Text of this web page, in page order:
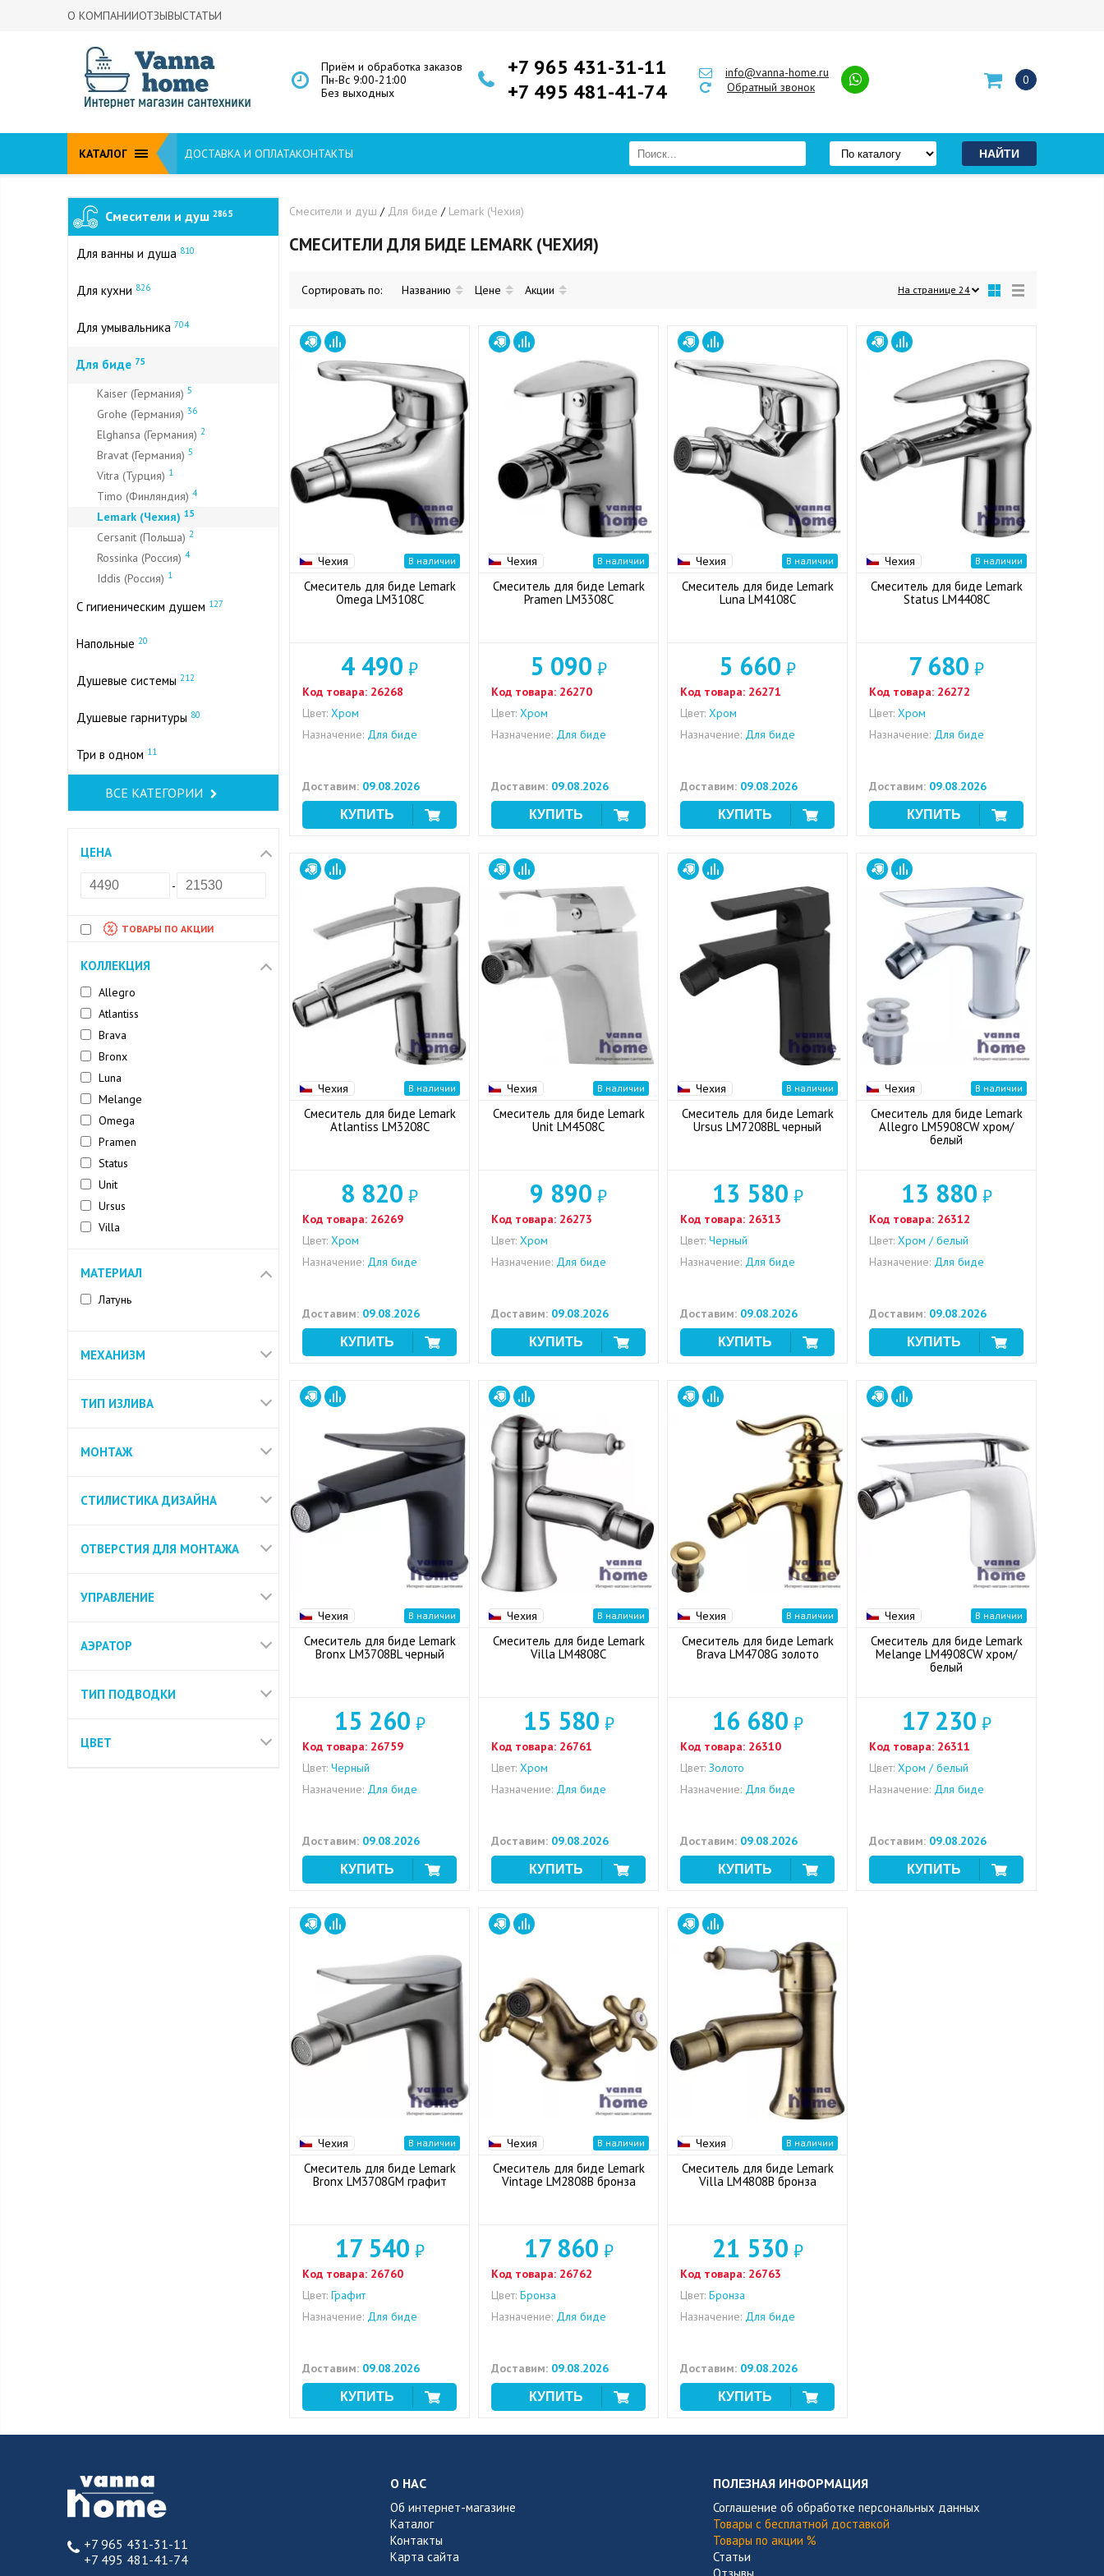
О КОМПАНИИОТЗЫВЫСТАТЬИ
Приём и обработка заказов
Пн-Вс 9:00-21:00
Без выходных
+7 965 431-31-11
+7 495 481-41-74
info@vanna-home.ru
Обратный звонок
0
КАТАЛОГ ДОСТАВКА И ОПЛАТАКОНТАКТЫ
Смесители и душ 2865
Для ванны и душа 810
Для кухни 826
Для умывальника 704
Для биде 75
Kaiser (Германия) 5
Grohe (Германия) 36
Elghansa (Германия) 2
Bravat (Германия) 5
Vitra (Турция) 1
Timo (Финляндия) 4
Lemark (Чехия) 15
Cersanit (Польша) 2
Rossinka (Россия) 4
Iddis (Россия) 1
С гигиеническим душем 127
Напольные 20
Душевые системы 212
Душевые гарнитуры 80
Три в одном 11
ВСЕ КАТЕГОРИИ
ЦЕНА
-
ТОВАРЫ ПО АКЦИИ
КОЛЛЕКЦИЯ
Allegro
Atlantiss
Brava
Bronx
Luna
Melange
Omega
Pramen
Status
Unit
Ursus
Villa
МАТЕРИАЛ
Латунь
МЕХАНИЗМ
ТИП ИЗЛИВА
МОНТАЖ
СТИЛИСТИКА ДИЗАЙНА
ОТВЕРСТИЯ ДЛЯ МОНТАЖА
УПРАВЛЕНИЕ
АЭРАТОР
ТИП ПОДВОДКИ
ЦВЕТ
Смесители и душ / Для биде / Lemark (Чехия)
СМЕСИТЕЛИ ДЛЯ БИДЕ LEMARK (ЧЕХИЯ)
Сортировать по: Названию Цене Акции На странице 24
Чехия В наличии
Смеситель для биде Lemark
Omega LM3108C
4 490 ₽
Код товара: 26268
Цвет: Хром
Назначение: Для биде
Доставим: 09.08.2026
Чехия В наличии
Смеситель для биде Lemark
Pramen LM3308C
5 090 ₽
Код товара: 26270
Цвет: Хром
Назначение: Для биде
Доставим: 09.08.2026
Чехия В наличии
Смеситель для биде Lemark
Luna LM4108C
5 660 ₽
Код товара: 26271
Цвет: Хром
Назначение: Для биде
Доставим: 09.08.2026
Чехия В наличии
Смеситель для биде Lemark
Status LM4408C
7 680 ₽
Код товара: 26272
Цвет: Хром
Назначение: Для биде
Доставим: 09.08.2026
Чехия В наличии
Смеситель для биде Lemark
Atlantiss LM3208C
8 820 ₽
Код товара: 26269
Цвет: Хром
Назначение: Для биде
Доставим: 09.08.2026
Чехия В наличии
Смеситель для биде Lemark
Unit LM4508C
9 890 ₽
Код товара: 26273
Цвет: Хром
Назначение: Для биде
Доставим: 09.08.2026
Чехия В наличии
Смеситель для биде Lemark
Ursus LM7208BL черный
13 580 ₽
Код товара: 26313
Цвет: Черный
Назначение: Для биде
Доставим: 09.08.2026
Чехия В наличии
Смеситель для биде Lemark
Allegro LM5908CW хром/
белый
13 880 ₽
Код товара: 26312
Цвет: Хром / белый
Назначение: Для биде
Доставим: 09.08.2026
Чехия В наличии
Смеситель для биде Lemark
Bronx LM3708BL черный
15 260 ₽
Код товара: 26759
Цвет: Черный
Назначение: Для биде
Доставим: 09.08.2026
Чехия В наличии
Смеситель для биде Lemark
Villa LM4808C
15 580 ₽
Код товара: 26761
Цвет: Хром
Назначение: Для биде
Доставим: 09.08.2026
Чехия В наличии
Смеситель для биде Lemark
Brava LM4708G золото
16 680 ₽
Код товара: 26310
Цвет: Золото
Назначение: Для биде
Доставим: 09.08.2026
Чехия В наличии
Смеситель для биде Lemark
Melange LM4908CW хром/
белый
17 230 ₽
Код товара: 26311
Цвет: Хром / белый
Назначение: Для биде
Доставим: 09.08.2026
Чехия В наличии
Смеситель для биде Lemark
Bronx LM3708GM графит
17 540 ₽
Код товара: 26760
Цвет: Графит
Назначение: Для биде
Доставим: 09.08.2026
Чехия В наличии
Смеситель для биде Lemark
Vintage LM2808B бронза
17 860 ₽
Код товара: 26762
Цвет: Бронза
Назначение: Для биде
Доставим: 09.08.2026
Чехия В наличии
Смеситель для биде Lemark
Villa LM4808B бронза
21 530 ₽
Код товара: 26763
Цвет: Бронза
Назначение: Для биде
Доставим: 09.08.2026
+7 965 431-31-11
+7 495 481-41-74
О НАС
Об интернет-магазине
Каталог
Контакты
Карта сайта
ПОЛЕЗНАЯ ИНФОРМАЦИЯ
Соглашение об обработке персональных данных
Товары с бесплатной доставкой
Товары по акции %
Статьи